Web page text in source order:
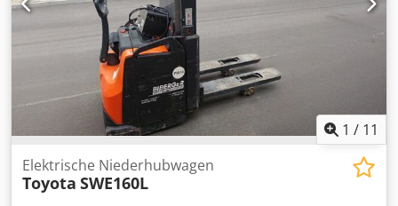
1 / 11
Elektrische Niederhubwagen
Toyota SWE160L